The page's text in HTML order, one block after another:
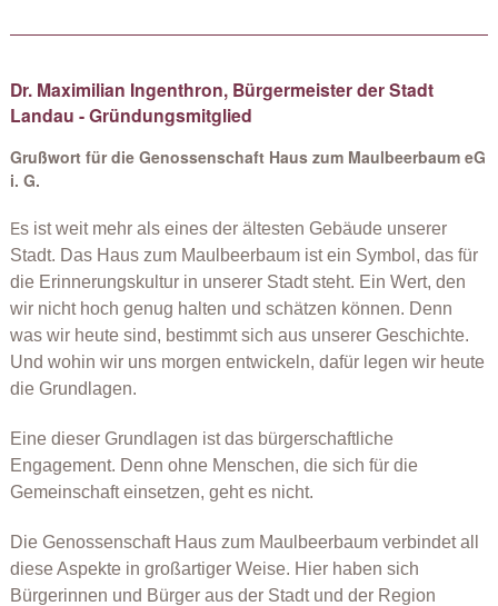
Dr. Maximilian Ingenthron, Bürgermeister der Stadt
Landau - Gründungsmitglied
Grußwort für die Genossenschaft Haus zum Maulbeerbaum eG
i. G.
Es ist weit mehr als eines der ältesten Gebäude unserer
Stadt. Das Haus zum Maulbeerbaum ist ein Symbol, das für
die Erinnerungskultur in unserer Stadt steht. Ein Wert, den
wir nicht hoch genug halten und schätzen können. Denn
was wir heute sind, bestimmt sich aus unserer Geschichte.
Und wohin wir uns morgen entwickeln, dafür legen wir heute
die Grundlagen.
Eine dieser Grundlagen ist das bürgerschaftliche
Engagement. Denn ohne Menschen, die sich für die
Gemeinschaft einsetzen, geht es nicht.
Die Genossenschaft Haus zum Maulbeerbaum verbindet all
diese Aspekte in großartiger Weise. Hier haben sich
Bürgerinnen und Bürger aus der Stadt und der Region